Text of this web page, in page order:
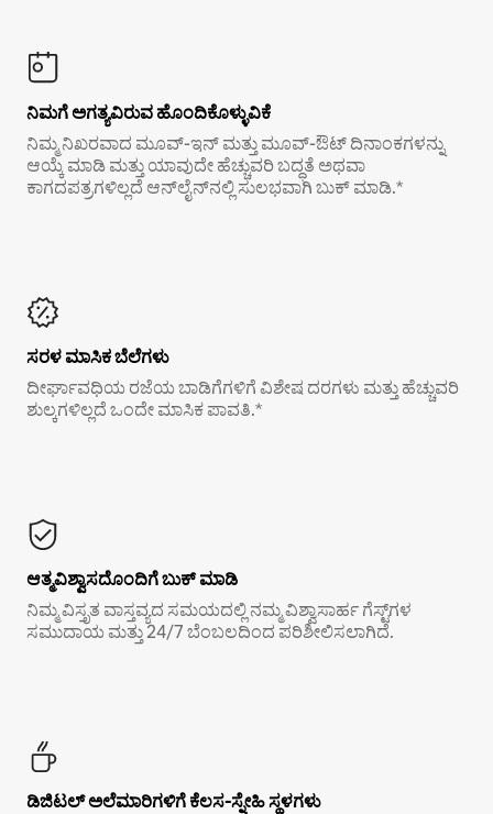
ನಿಮಗೆ ಅಗತ್ಯವಿರುವ ಹೊಂದಿಕೊಳ್ಳುವಿಕೆ
ನಿಮ್ಮ ನಿಖರವಾದ ಮೂವ್-ಇನ್ ಮತ್ತು ಮೂವ್-ಔಟ್ ದಿನಾಂಕಗಳನ್ನು
ಆಯ್ಕೆ ಮಾಡಿ ಮತ್ತು ಯಾವುದೇ ಹೆಚ್ಚುವರಿ ಬದ್ಧತೆ ಅಥವಾ
ಕಾಗದಪತ್ರಗಳಿಲ್ಲದೆ ಆನ್‌ಲೈನ್‌ನಲ್ಲಿ ಸುಲಭವಾಗಿ ಬುಕ್ ಮಾಡಿ.*
ಸರಳ ಮಾಸಿಕ ಬೆಲೆಗಳು
ದೀರ್ಘಾವಧಿಯ ರಜೆಯ ಬಾಡಿಗೆಗಳಿಗೆ ವಿಶೇಷ ದರಗಳು ಮತ್ತು ಹೆಚ್ಚುವರಿ
ಶುಲ್ಕಗಳಿಲ್ಲದೆ ಒಂದೇ ಮಾಸಿಕ ಪಾವತಿ.*
ಆತ್ಮವಿಶ್ವಾಸದೊಂದಿಗೆ ಬುಕ್ ಮಾಡಿ
ನಿಮ್ಮ ವಿಸ್ತೃತ ವಾಸ್ತವ್ಯದ ಸಮಯದಲ್ಲಿ ನಮ್ಮ ವಿಶ್ವಾಸಾರ್ಹ ಗೆಸ್ಟ್‌ಗಳ
ಸಮುದಾಯ ಮತ್ತು 24/7 ಬೆಂಬಲದಿಂದ ಪರಿಶೀಲಿಸಲಾಗಿದೆ.
ಡಿಜಿಟಲ್ ಅಲೆಮಾರಿಗಳಿಗೆ ಕೆಲಸ-ಸ್ನೇಹಿ ಸ್ಥಳಗಳು